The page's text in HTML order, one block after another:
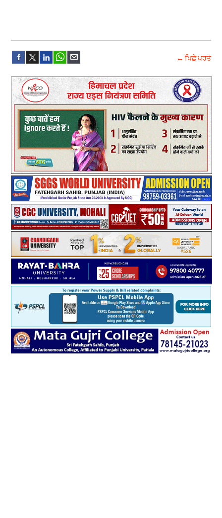
← ਪਿਛੇ ਪਰਤੋ